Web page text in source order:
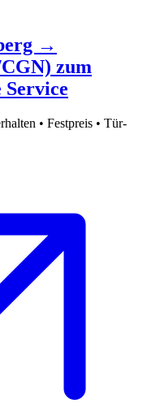
→
zum
• Festpreis • Tür-